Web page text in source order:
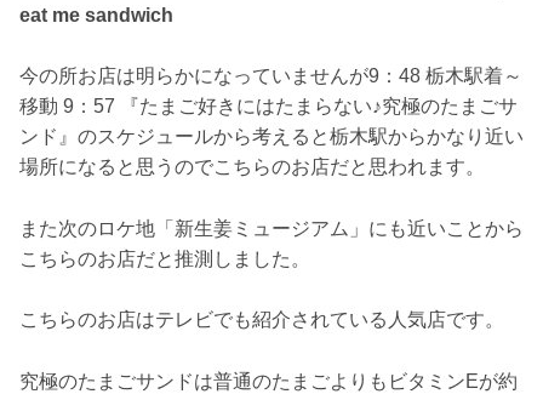
eat me sandwich
今の所お店は明らかになっていませんが9：48 栃木駅着～
移動 9：57 『たまご好きにはたまらない♪究極のたまごサ
ンド』のスケジュールから考えると栃木駅からかなり近い
場所になると思うのでこちらのお店だと思われます。
また次のロケ地「新生姜ミュージアム」にも近いことから
こちらのお店だと推測しました。
こちらのお店はテレビでも紹介されている人気店です。
究極のたまごサンドは普通のたまごよりもビタミンEが約